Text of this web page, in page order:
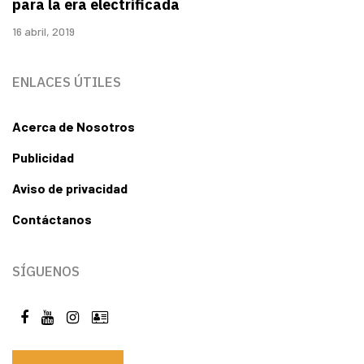
para la era electrificada
16 abril, 2019
ENLACES ÚTILES
Acerca de Nosotros
Publicidad
Aviso de privacidad
Contáctanos
SÍGUENOS